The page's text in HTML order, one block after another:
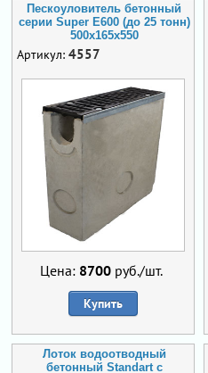
Пескоуловитель бетонный
серии Super Е600 (до 25 тонн)
500x165x550
Артикул: 4557
Цена: 8700руб./шт.
Купить
Лоток водоотводный
бетонный Standart с